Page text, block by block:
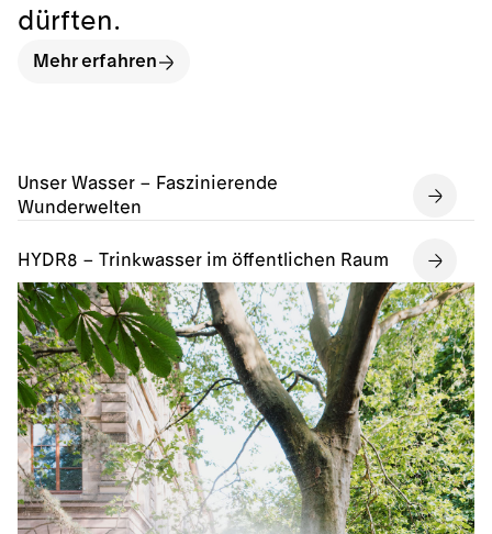
Unser Wasser – Faszinierende
Wunderwelten
HYDR8 – Trinkwasser im öffentlichen Raum
dürften.
Mehr erfahren